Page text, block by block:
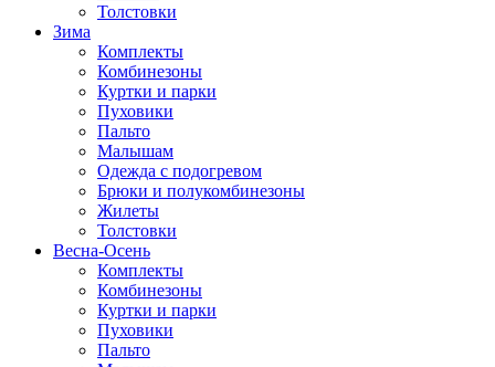
Толстовки
Зима
Комплекты
Комбинезоны
Куртки и парки
Пуховики
Пальто
Малышам
Одежда с подогревом
Брюки и полукомбинезоны
Жилеты
Толстовки
Весна-Осень
Комплекты
Комбинезоны
Куртки и парки
Пуховики
Пальто